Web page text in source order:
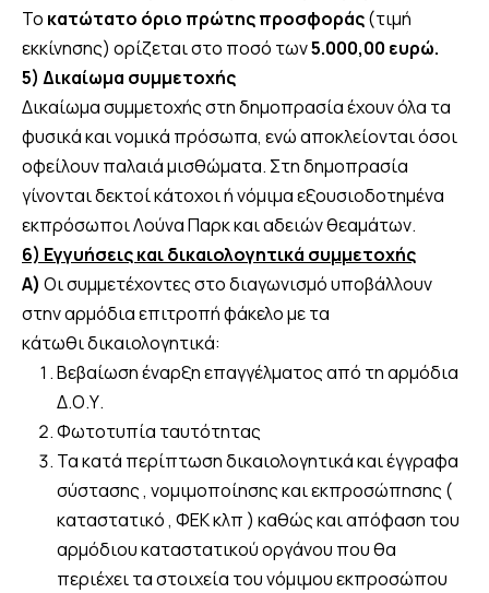
Το κατώτατο όριο πρώτης προσφοράς(τιμή
εκκίνησης) ορίζεται στο ποσό των5.000,00 ευρώ.
5) Δικαίωμα συμμετοχής
Δικαίωμα συμμετοχής στη δημοπρασία έχουν όλα τα
φυσικά και νομικά πρόσωπα, ενώ αποκλείονται όσοι
οφείλουν παλαιά μισθώματα. Στη δημοπρασία
γίνονται δεκτοί κάτοχοι ή νόμιμα εξουσιοδοτημένα
εκπρόσωποι Λούνα Παρκ και αδειών θεαμάτων.
6) Εγγυήσεις και δικαιολογητικά συμμετοχής
Α) Οι συμμετέχοντες στο διαγωνισμό υποβάλλουν
στην αρμόδια επιτροπή φάκελο με τα
κάτωθι δικαιολογητικά:
Βεβαίωση έναρξη επαγγέλματος από τη αρμόδια
Δ.Ο.Υ.
Φωτοτυπία ταυτότητας
Τα κατά περίπτωση δικαιολογητικά και έγγραφα
σύστασης , νομιμοποίησης και εκπροσώπησης (
καταστατικό , ΦΕΚ κλπ ) καθώς και απόφαση του
αρμόδιου καταστατικού οργάνου που θα
περιέχει τα στοιχεία του νόμιμου εκπροσώπου